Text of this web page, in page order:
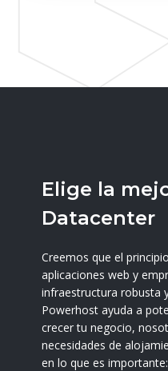
Elige la
Datacenter
Creemos que el
aplicaciones web y
infraestructura robusta
Powerhost ayuda a
crecer tu negocio,
necesidades de
en lo que es importante: